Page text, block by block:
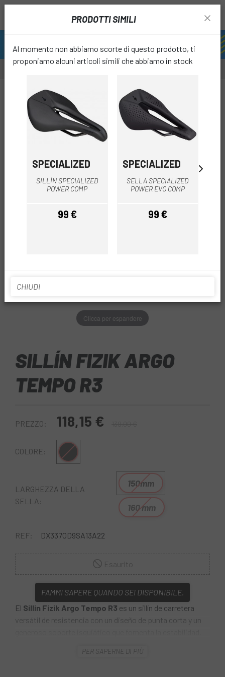
Clicca per espandere
SILLÍN FIZIK ARGO
TEMPO R3
PREZZO: 118,15 €
COLORE: Nero
LARGHEZZA DELLA
SELLA:
150mm
160 mm
REF: DX3370D9SA13A22
FAMMI SAPERE QUANDO SEI DISPONIBILE.
PRODOTTI SIMILI
Al momento non abbiamo scorte di questo prodotto, ti
proponiamo alcuni articoli simili che abbiamo in stock
SPECIALIZED
SILLÍN SPECIALIZED
POWER COMP
Prezzo
99 €
SPECIALIZED
SELLA SPECIALIZED
POWER EVO COMP
Prezzo
99 €
CHIUDI
El Sillin Fizik Argo Tempo R3 es un sillín de carretera
versátil de resistencia con un diseño de punta corta y un
los ciclistas a cambiar su posición con frecuencia para un
PER SAPERNE DI PIÙ